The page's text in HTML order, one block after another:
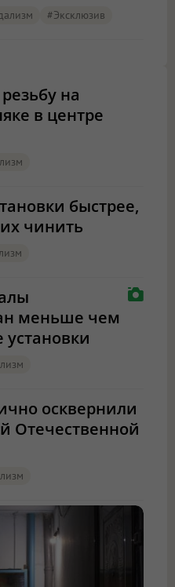
#эксклюзив
на
в центре
быстрее,
чинить
меньше чем
установки
осквернили
Отечественной